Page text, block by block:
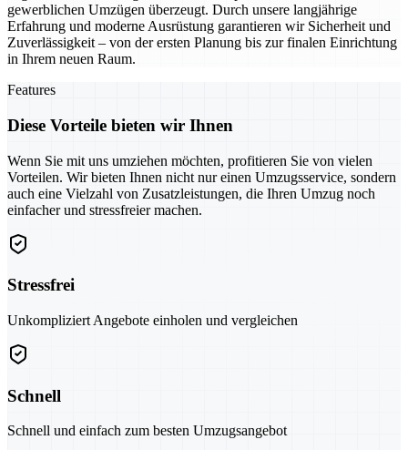
gewerblichen Umzügen überzeugt. Durch unsere langjährige
Erfahrung und moderne Ausrüstung garantieren wir Sicherheit und
Zuverlässigkeit – von der ersten Planung bis zur finalen Einrichtung
in Ihrem neuen Raum.
Features
Diese Vorteile bieten wir Ihnen
Wenn Sie mit uns umziehen möchten, profitieren Sie von vielen
Vorteilen. Wir bieten Ihnen nicht nur einen Umzugsservice, sondern
auch eine Vielzahl von Zusatzleistungen, die Ihren Umzug noch
einfacher und stressfreier machen.
Stressfrei
Unkompliziert Angebote einholen und vergleichen
Schnell
Schnell und einfach zum besten Umzugsangebot